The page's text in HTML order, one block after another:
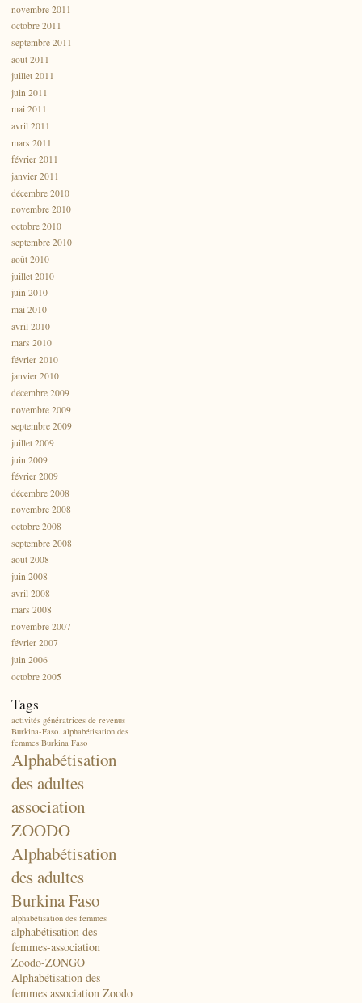
novembre 2011
octobre 2011
septembre 2011
août 2011
juillet 2011
juin 2011
mai 2011
avril 2011
mars 2011
février 2011
janvier 2011
décembre 2010
novembre 2010
octobre 2010
septembre 2010
août 2010
juillet 2010
juin 2010
mai 2010
avril 2010
mars 2010
février 2010
janvier 2010
décembre 2009
novembre 2009
septembre 2009
juillet 2009
juin 2009
février 2009
décembre 2008
novembre 2008
octobre 2008
septembre 2008
août 2008
juin 2008
avril 2008
mars 2008
novembre 2007
février 2007
juin 2006
octobre 2005
Tags
activités génératrices de revenus
Burkina-Faso. alphabétisation des
femmes Burkina Faso
Alphabétisation
des adultes
association
ZOODO
Alphabétisation
des adultes
Burkina Faso
alphabétisation des femmes
alphabétisation des
femmes-association
Zoodo-ZONGO
Alphabétisation des
femmes association Zoodo